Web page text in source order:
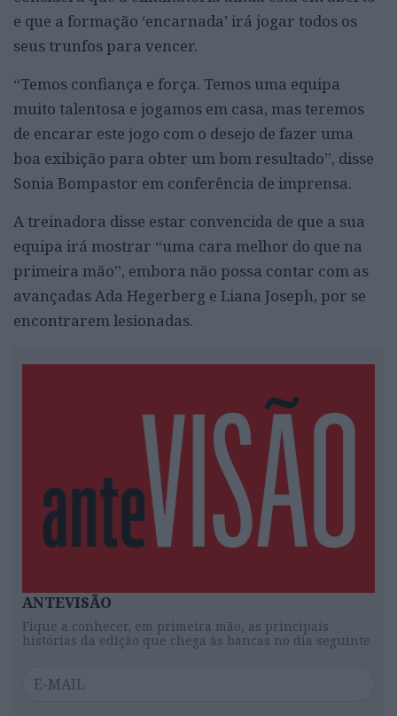
e que a formação ‘encarnada’ irá jogar todos os
seus trunfos para vencer.
“Temos confiança e força. Temos uma equipa
muito talentosa e jogamos em casa, mas teremos
de encarar este jogo com o desejo de fazer uma
boa exibição para obter um bom resultado”, disse
Sonia Bompastor em conferência de imprensa.
A treinadora disse estar convencida de que a sua
equipa irá mostrar “uma cara melhor do que na
primeira mão”, embora não possa contar com as
avançadas Ada Hegerberg e Liana Joseph, por se
encontrarem lesionadas.
ANTEVISÃO
Fique a conhecer, em primeira mão, as principais
histórias da edição que chega às bancas no dia seguinte